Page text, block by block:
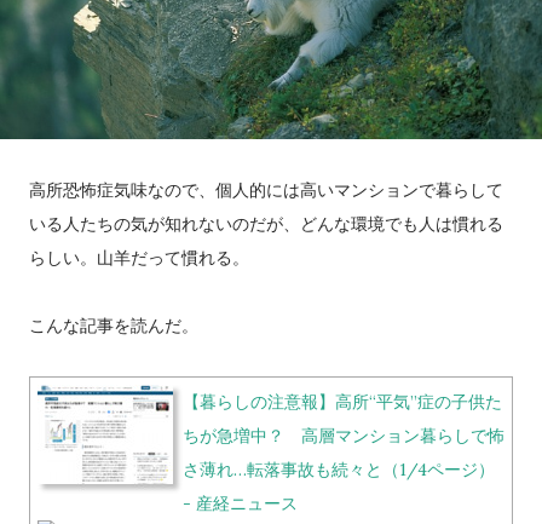
高所恐怖症気味なので、個人的には高いマンションで暮らして
いる人たちの気が知れないのだが、どんな環境でも人は慣れる
らしい。山羊だって慣れる。
こんな記事を読んだ。
【暮らしの注意報】高所“平気”症の子供た
ちが急増中？ 高層マンション暮らしで怖
さ薄れ…転落事故も続々と（1/4ページ）
- 産経ニュース